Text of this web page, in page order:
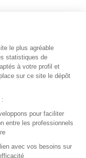
SAFI
le plus agréable
statistiques de
à votre profil et
sur ce site le dépôt
:
pour faciliter
entre les professionnels
avec vos besoins sur